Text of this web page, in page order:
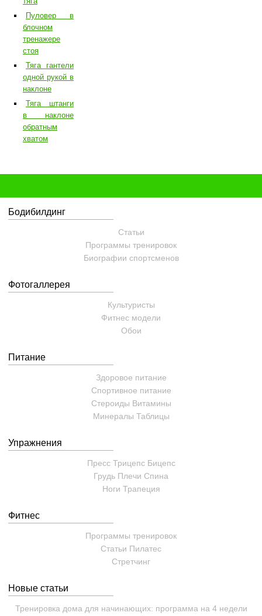
Пуловер в
блочном
тренажере
стоя
Тяга гантели
одной рукой в
наклоне
Тяга штанги
в наклоне
обратным
хватом
Бодибилдинг
Статьи
Программы тренировок
Биографии спортсменов
Фотогаллерея
Культуристы
Фитнес модели
Обои
Питание
Здоровое питание
Спортивное питание
Стероиды Витамины
Минералы Таблицы
Упражнения
Пресс Трицепс Бицепс
Грудь Плечи Спина
Ноги Трапеция
Фитнес
Программы тренировок
Статьи Пилатес
Cтретчинг
Новые статьи
Тренировка дома для начинающих: программа на 4 недели